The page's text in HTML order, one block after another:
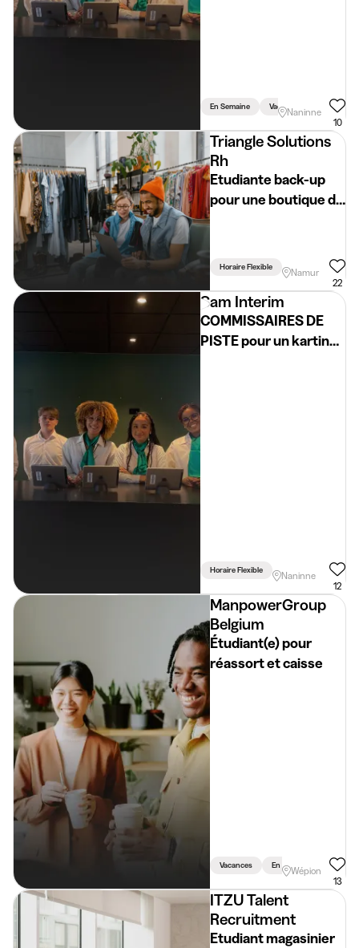
En Semaine Vacances Weekend
Naninne
10
Triangle Solutions
Rh
Etudiante back-up
pour une boutique de
mode sur Namur !
Horaire Flexible
Namur
22
Sam Interim
COMMISSAIRES DE
PISTE pour un karting
Horaire Flexible
Naninne
12
ManpowerGroup
Belgium
Étudiant(e) pour
réassort et caisse
Vacances En SemaineWépion
13
ITZU Talent
Recruitment
Etudiant magasinier